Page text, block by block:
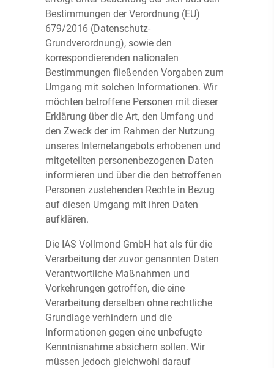
Bestimmungen der Verordnung (EU)
679/2016 (Datenschutz-
Grundverordnung), sowie den
korrespondierenden nationalen
Bestimmungen fließenden Vorgaben zum
Umgang mit solchen Informationen. Wir
möchten betroffene Personen mit dieser
Erklärung über die Art, den Umfang und
den Zweck der im Rahmen der Nutzung
unseres Internetangebots erhobenen und
mitgeteilten personenbezogenen Daten
informieren und über die den betroffenen
Personen zustehenden Rechte in Bezug
auf diesen Umgang mit ihren Daten
aufklären.
Die IAS Vollmond GmbH hat als für die
Verarbeitung der zuvor genannten Daten
Verantwortliche Maßnahmen und
Vorkehrungen getroffen, die eine
Verarbeitung derselben ohne rechtliche
Grundlage verhindern und die
Informationen gegen eine unbefugte
Kenntnisnahme absichern sollen. Wir
müssen jedoch gleichwohl darauf